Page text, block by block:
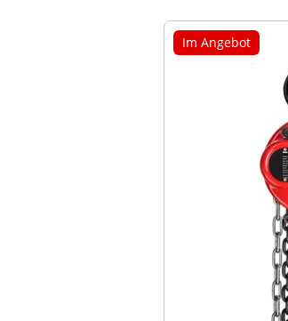
Im Angebot